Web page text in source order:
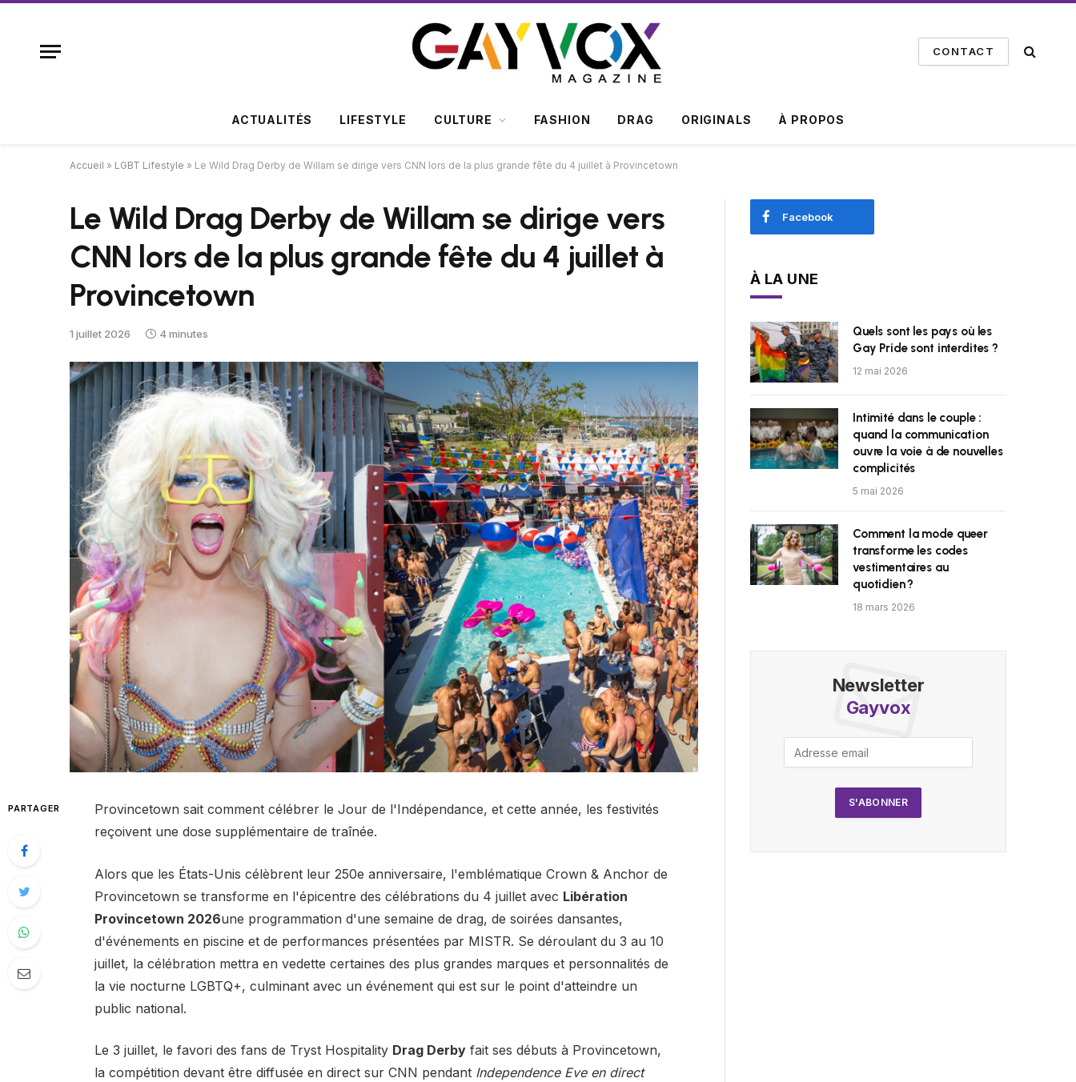
CONTACT
ACTUALITÉS LIFESTYLE CULTURE FASHION DRAG ORIGINALS À PROPOS
Accueil » LGBT Lifestyle » Le Wild Drag Derby de Willam se dirige vers CNN lors de la plus grande fête du 4 juillet à Provincetown
Le Wild Drag Derby de Willam se dirige vers
CNN lors de la plus grande fête du 4 juillet à
Provincetown
1 juillet 2026 4 minutes
PARTAGER
Provincetown sait comment célébrer le Jour de l'Indépendance, et cette année, les festivités
reçoivent une dose supplémentaire de traînée.
Alors que les États-Unis célèbrent leur 250e anniversaire, l'emblématique Crown & Anchor de
Provincetown se transforme en l'épicentre des célébrations du 4 juillet avec Libération
Provincetown 2026une programmation d'une semaine de drag, de soirées dansantes,
d'événements en piscine et de performances présentées par MISTR. Se déroulant du 3 au 10
juillet, la célébration mettra en vedette certaines des plus grandes marques et personnalités de
la vie nocturne LGBTQ+, culminant avec un événement qui est sur le point d'atteindre un
public national.
Le 3 juillet, le favori des fans de Tryst Hospitality Drag Derbyfait ses débuts à Provincetown,
la compétition devant être diffusée en direct sur CNN pendant Independence Eve en direct
Facebook
À LA UNE
Quels sont les pays où les
Gay Pride sont interdites ?
12 mai 2026
Intimité dans le couple :
quand la communication
ouvre la voie à de nouvelles
complicités
5 mai 2026
Comment la mode queer
transforme les codes
vestimentaires au
quotidien ?
18 mars 2026
Newsletter
Gayvox